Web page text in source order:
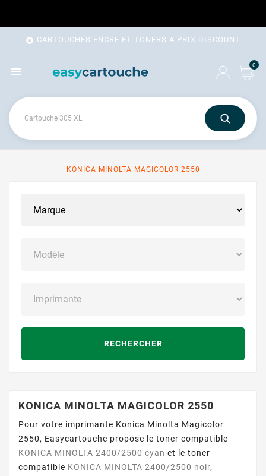
 CARTOUCHES ENCRE ET TONERS A PRIX DISCOUNT
 0
KONICA MINOLTA MAGICOLOR 2550
RECHERCHER
KONICA MINOLTA MAGICOLOR 2550
Pour votre imprimante Konica Minolta Magicolor
2550, Easycartouche propose le toner compatible
KONICA MINOLTA 2400/2500 cyan et le toner
compatible KONICA MINOLTA 2400/2500 noir,